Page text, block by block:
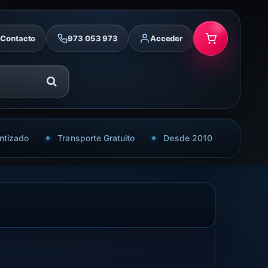
Contacto 973 053 973 Acceder
Transporte Gratuito Desde 2010